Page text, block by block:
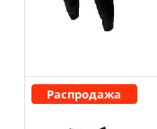
Распродажа